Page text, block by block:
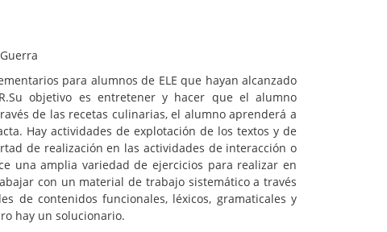
para alumnos de ELE que hayan alcanzado
objetivo es entretener y hacer que el alumno
de las recetas culinarias, el alumno aprenderá a
Hay actividades de explotación de los textos y de
de realización en las actividades de interacción o
una amplia variedad de ejercicios para realizar en
con un material de trabajo sistemático a través
de contenidos funcionales, léxicos, gramaticales y
hay un solucionario.